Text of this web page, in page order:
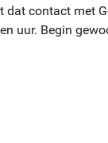
contact met
uur. Begin